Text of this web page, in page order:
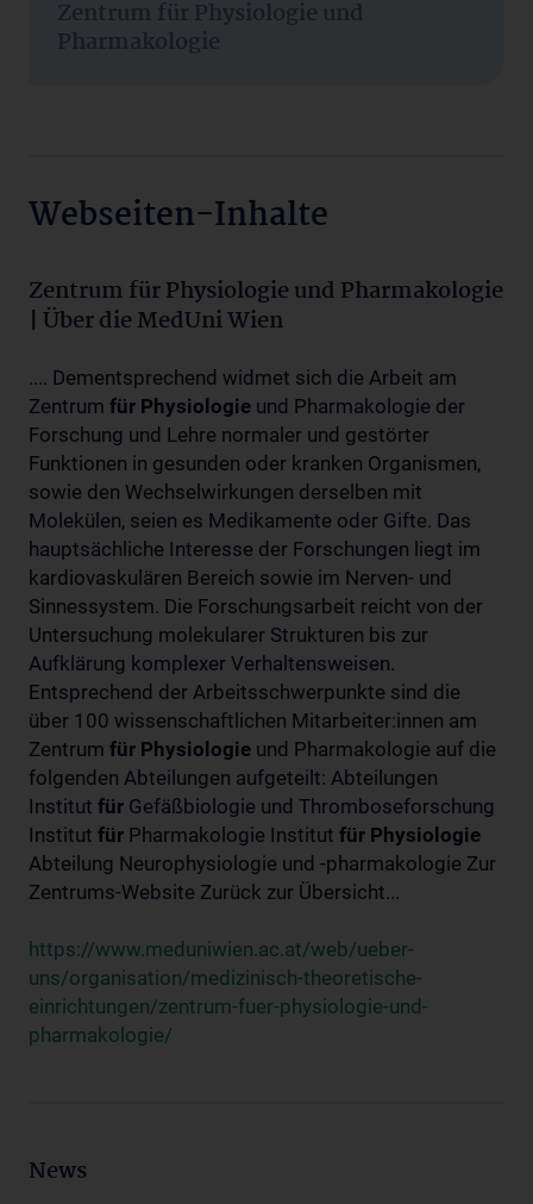
Zentrum für Physiologie und
Pharmakologie
Webseiten-Inhalte
Zentrum für Physiologie und Pharmakologie
| Über die MedUni Wien
.... Dementsprechend widmet sich die Arbeit am
Zentrum für Physiologie und Pharmakologie der
Forschung und Lehre normaler und gestörter
Funktionen in gesunden oder kranken Organismen,
sowie den Wechselwirkungen derselben mit
Molekülen, seien es Medikamente oder Gifte. Das
hauptsächliche Interesse der Forschungen liegt im
kardiovaskulären Bereich sowie im Nerven- und
Sinnessystem. Die Forschungsarbeit reicht von der
Untersuchung molekularer Strukturen bis zur
Aufklärung komplexer Verhaltensweisen.
Entsprechend der Arbeitsschwerpunkte sind die
über 100 wissenschaftlichen Mitarbeiter:innen am
Zentrum für Physiologie und Pharmakologie auf die
folgenden Abteilungen aufgeteilt: Abteilungen
Institut für Gefäßbiologie und Thromboseforschung
Institut für Pharmakologie Institut für Physiologie
Abteilung Neurophysiologie und -pharmakologie Zur
Zentrums-Website Zurück zur Übersicht...
https://www.meduniwien.ac.at/web/ueber-
uns/organisation/medizinisch-theoretische-
einrichtungen/zentrum-fuer-physiologie-und-
pharmakologie/
News